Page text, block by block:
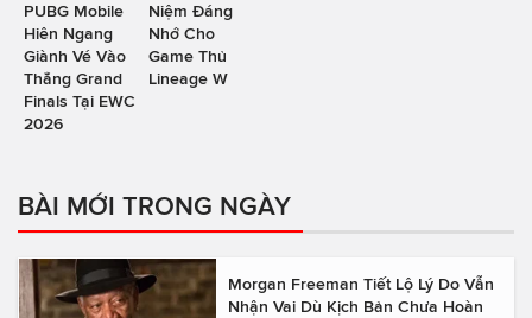
PUBG Mobile
Hiên Ngang
Giành Vé Vào
Thẳng Grand
Finals Tại EWC
2026
Niệm Đáng
Nhớ Cho
Game Thủ
Lineage W
BÀI MỚI TRONG NGÀY
Morgan Freeman Tiết Lộ Lý Do Vẫn
Nhận Vai Dù Kịch Bản Chưa Hoàn